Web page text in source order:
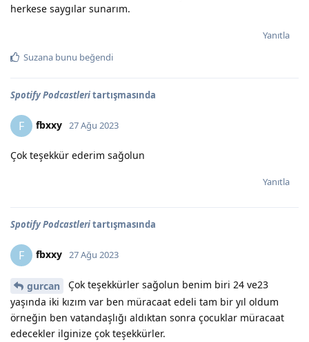
herkese saygılar sunarım.
Yanıtla
Suzana bunu beğendi
Spotify Podcastleritartışmasında
F fbxxy 27 Ağu 2023
Çok teşekkür ederim sağolun
Yanıtla
Spotify Podcastleritartışmasında
F fbxxy 27 Ağu 2023
gurcan
Çok teşekkürler sağolun benim biri 24 ve23
yaşında iki kızım var ben müracaat edeli tam bir yıl oldum
örneğin ben vatandaşlığı aldıktan sonra çocuklar müracaat
edecekler ilginize çok teşekkürler.